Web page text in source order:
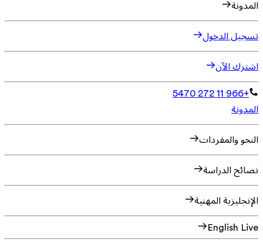
المدونة
تسجيل الدخول
اشترك الآن
+966 11 272 5470
المدونة
النحو والمفردات
نصائح الدراسة
الإنجليزية المهنية
English Live